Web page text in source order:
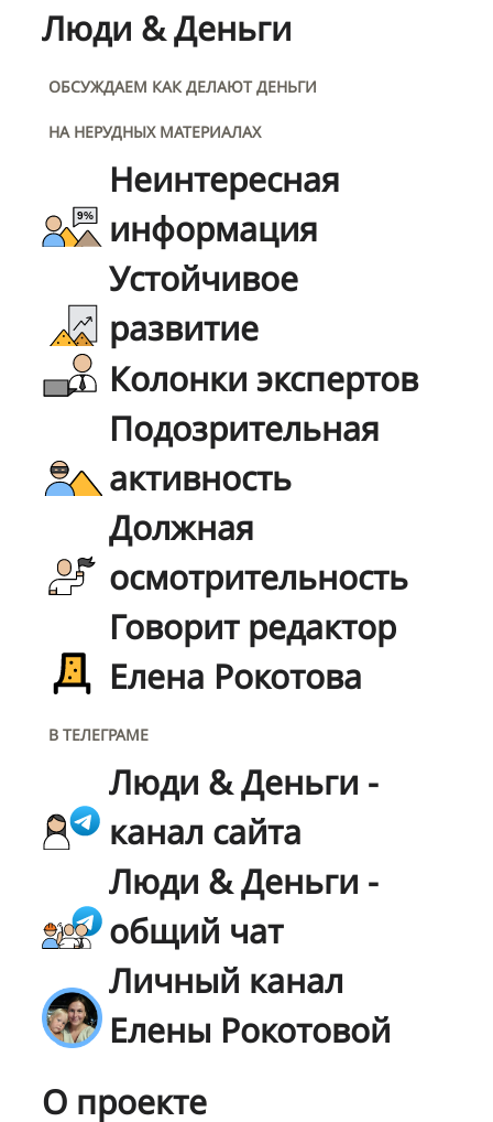
Люди & Деньги
ОБСУЖДАЕМ КАК ДЕЛАЮТ ДЕНЬГИ
НА НЕРУДНЫХ МАТЕРИАЛАХ
Неинтересная
информация
Устойчивое
развитие
Колонки экспертов
Подозрительная
активность
Должная
осмотрительность
Говорит редактор
Елена Рокотова
В ТЕЛЕГРАМЕ
Люди & Деньги -
канал сайта
Люди & Деньги -
общий чат
Личный канал
Елены Рокотовой
О проекте